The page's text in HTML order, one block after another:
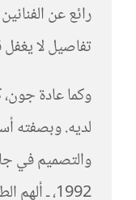
رائع عن
تفاصيل لا
وكما عادة
لديه. وبصفته
1992، ـ